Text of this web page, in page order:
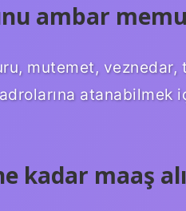
ambar
mutemet,
atanabilmek
kadar maaş